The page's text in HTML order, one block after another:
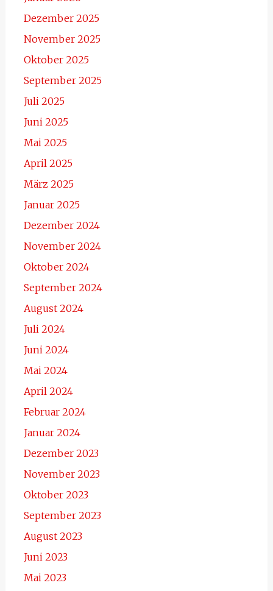
Dezember 2025
November 2025
Oktober 2025
September 2025
Juli 2025
Juni 2025
Mai 2025
April 2025
März 2025
Januar 2025
Dezember 2024
November 2024
Oktober 2024
September 2024
August 2024
Juli 2024
Juni 2024
Mai 2024
April 2024
Februar 2024
Januar 2024
Dezember 2023
November 2023
Oktober 2023
September 2023
August 2023
Juni 2023
Mai 2023